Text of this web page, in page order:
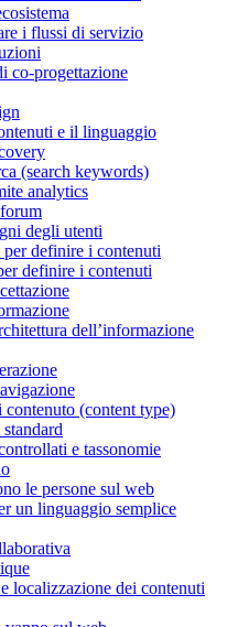
i flussi di servizio
co-progettazione
e il linguaggio
(search keywords)
analytics
degli utenti
definire i contenuti
definire i contenuti
dell’informazione
(content type)
e tassonomie
le persone sul web
un linguaggio semplice
localizzazione dei contenuti